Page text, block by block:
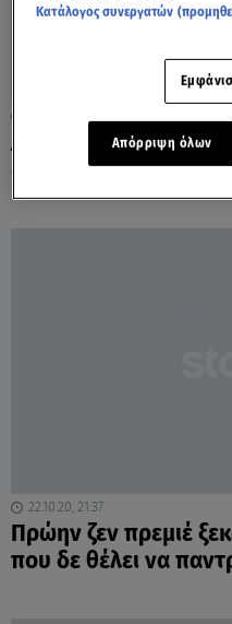
Αθηνά Οικονομάκου:
φήμες για δεύτερη
22.10.20, 21:37
Πρώην ζεν πρεμιέ
που δε θέλει να
Κατάλογος συνεργατών
Απόρριψη όλων